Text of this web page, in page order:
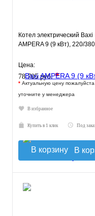
Котел электрический Baxi
AMPERA 9 (9 кВт), 220/
Цена:
78 705 руб.*
* Актуальную цену пожалуйста
уточните у менеджера
В избранное
Купить в 1 клик Под
В